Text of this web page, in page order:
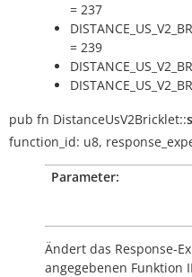
= 237
= 239
pub fn DistanceUsV2Bricklet::
function_id: u8,
Parameter:
Ändert das Response-
angegebenen Funktion